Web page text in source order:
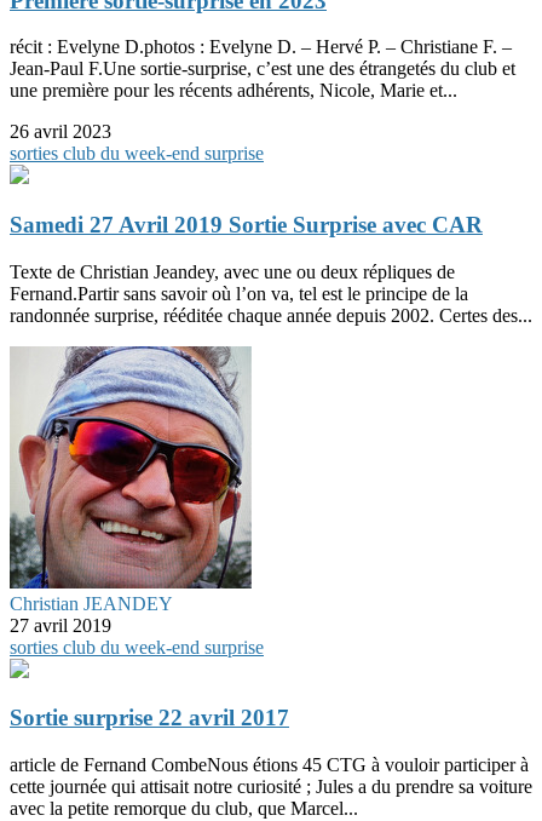
récit : Evelyne D.photos : Evelyne D. – Hervé P. – Christiane F. –
Jean-Paul F.Une sortie-surprise, c’est une des étrangetés du club et
une première pour les récents adhérents, Nicole, Marie et...
26 avril 2023
sorties club du week-end surprise
Samedi 27 Avril 2019 Sortie Surprise avec CAR
Texte de Christian Jeandey, avec une ou deux répliques de
Fernand.Partir sans savoir où l’on va, tel est le principe de la
randonnée surprise, rééditée chaque année depuis 2002. Certes des...
Christian JEANDEY
27 avril 2019
sorties club du week-end surprise
Sortie surprise 22 avril 2017
article de Fernand CombeNous étions 45 CTG à vouloir participer à
cette journée qui attisait notre curiosité ; Jules a du prendre sa voiture
avec la petite remorque du club, que Marcel...